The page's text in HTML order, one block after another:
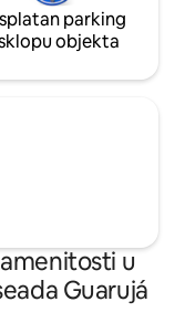
parking
objekta
u
Guarujá